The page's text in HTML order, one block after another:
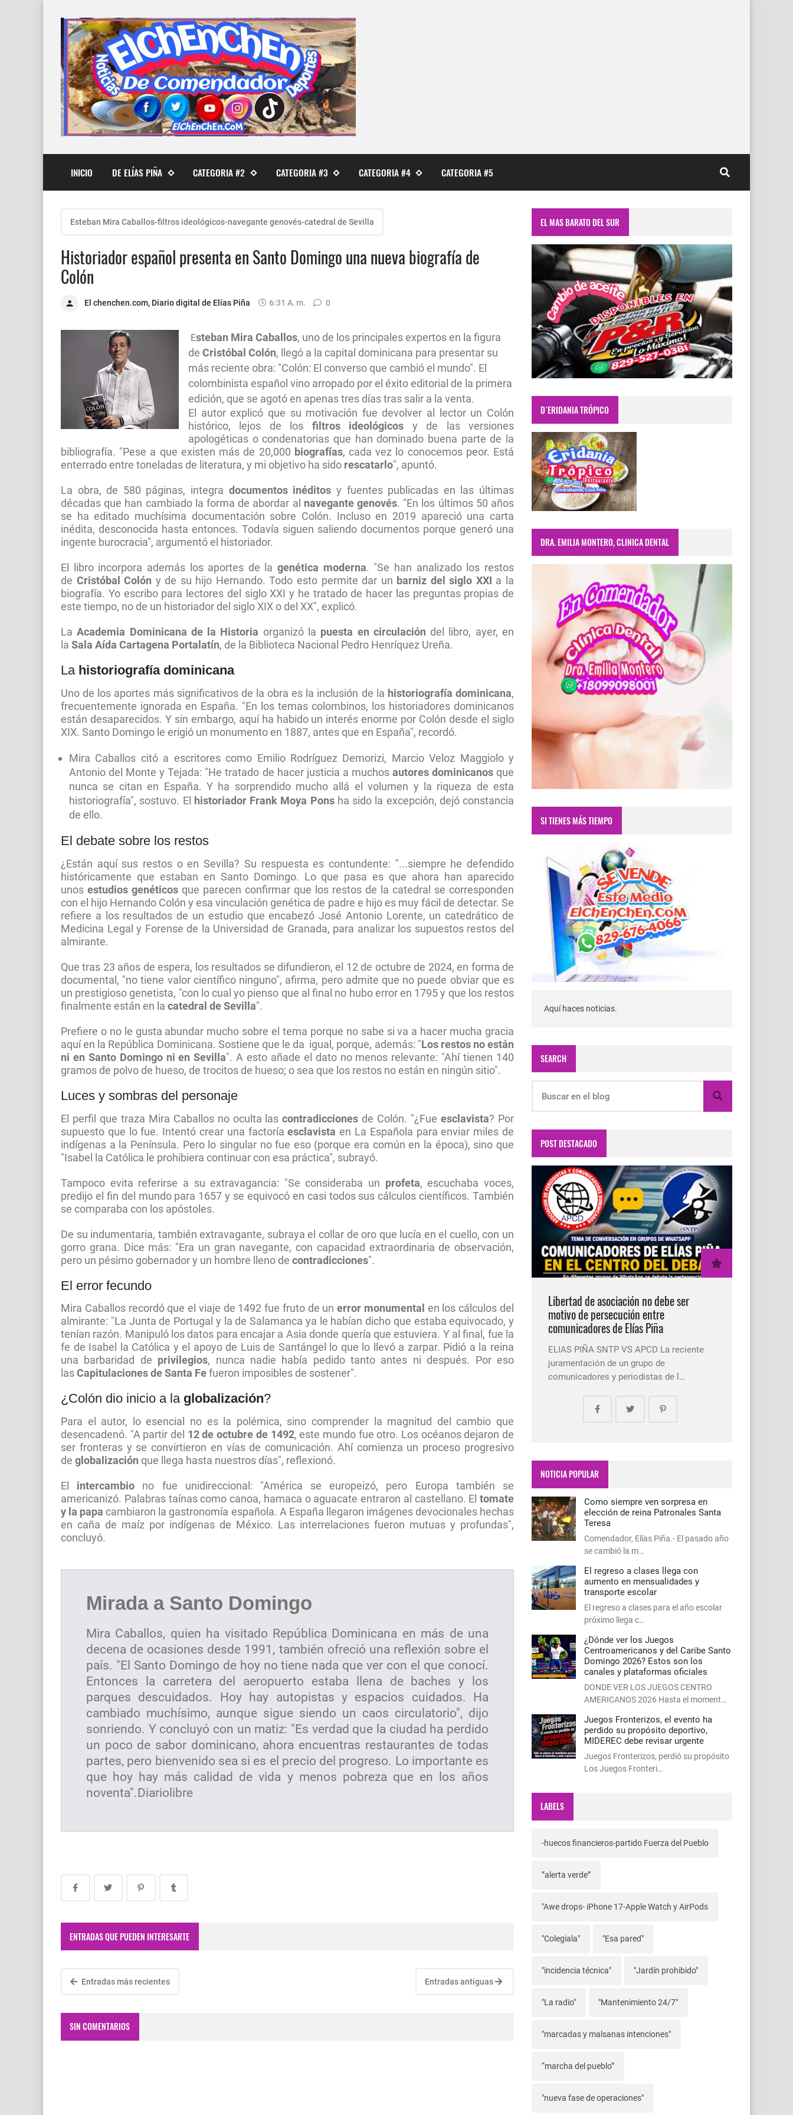
INICIO DE ELÍAS PIÑA CATEGORIA #2 CATEGORIA #3 CATEGORIA #4 CATEGORIA #5
Esteban Mira Caballos-filtros ideológicos-navegante genovés-catedral de Sevilla
Historiador español presenta en Santo Domingo una nueva biografía de
Colón
El chenchen.com, Diario digital de Elías Piña 6:31 A. M. 0
Esteban Mira Caballos, uno de los principales expertos en la figura
de Cristóbal Colón, llegó a la capital dominicana para presentar su
más reciente obra: "Colón: El converso que cambió el mundo". El
colombinista español vino arropado por el éxito editorial de la primera
edición, que se agotó en apenas tres días tras salir a la venta.
El autor explicó que su motivación fue devolver al lector un Colón
histórico, lejos de los filtros ideológicos y de las versiones
apologéticas o condenatorias que han dominado buena parte de la
bibliografía. "Pese a que existen más de 20,000 biografías, cada vez lo conocemos peor. Está
enterrado entre toneladas de literatura, y mi objetivo ha sido rescatarlo", apuntó.
La obra, de 580 páginas, integra documentos inéditos y fuentes publicadas en las últimas
décadas que han cambiado la forma de abordar al navegante genovés. "En los últimos 50 años
se ha editado muchísima documentación sobre Colón. Incluso en 2019 apareció una carta
inédita, desconocida hasta entonces. Todavía siguen saliendo documentos porque generó una
ingente burocracia", argumentó el historiador.
El libro incorpora además los aportes de lagenética moderna. "Se han analizado los restos
de Cristóbal Colón y de su hijo Hernando. Todo esto permite dar un barniz del siglo XXI a la
biografía. Yo escribo para lectores del siglo XXI y he tratado de hacer las preguntas propias de
este tiempo, no de un historiador del siglo XIX o del XX", explicó.
LaAcademia Dominicana de la Historia organizó la puesta en circulación del libro, ayer, en
la Sala Aída Cartagena Portalatín, de la Biblioteca Nacional Pedro Henríquez Ureña.
La historiografía dominicana
Uno de los aportes más significativos de la obra es la inclusión de la historiografía dominicana,
frecuentemente ignorada en España. "En los temas colombinos, los historiadores dominicanos
están desaparecidos. Y sin embargo, aquí ha habido un interés enorme por Colón desde el siglo
XIX. Santo Domingo le erigió un monumento en 1887, antes que en España", recordó.
Mira Caballos citó a escritores como Emilio Rodríguez Demorizi, Marcio Veloz Maggiolo y
Antonio del Monte y Tejada: "He tratado de hacer justicia a muchos autores dominicanosque
nunca se citan en España. Y ha sorprendido mucho allá el volumen y la riqueza de esta
historiografía", sostuvo. El historiador Frank Moya Ponsha sido la excepción, dejó constancia
de ello.
El debate sobre los restos
¿Están aquí sus restos o en Sevilla? Su respuesta es contundente: "...siempre he defendido
históricamente que estaban en Santo Domingo. Lo que pasa es que ahora han aparecido
unos estudios genéticos que parecen confirmar que los restos de la catedral se corresponden
con el hijo Hernando Colón y esa vinculación genética de padre e hijo es muy fácil de detectar. Se
refiere a los resultados de un estudio que encabezó José Antonio Lorente, un catedrático de
Medicina Legal y Forense de la Universidad de Granada, para analizar los supuestos restos del
almirante.
Que tras 23 años de espera, los resultados se difundieron, el 12 de octubre de 2024, en forma de
documental, "no tiene valor científico ninguno", afirma, pero admite que no puede obviar que es
un prestigioso genetista, "con lo cual yo pienso que al final no hubo error en 1795 y que los restos
finalmente están en la catedral de Sevilla".
Prefiere o no le gusta abundar mucho sobre el tema porque no sabe si va a hacer mucha gracia
aquí en la República Dominicana. Sostiene que le da igual, porque, además: "Los restos no están
ni en Santo Domingo ni en Sevilla". A esto añade el dato no menos relevante: "Ahí tienen 140
gramos de polvo de hueso, de trocitos de hueso; o sea que los restos no están en ningún sitio".
Luces y sombras del personaje
El perfil que traza Mira Caballos no oculta lascontradicciones de Colón. "¿Fueesclavista? Por
supuesto que lo fue. Intentó crear una factoríaesclavista en La Española para enviar miles de
indígenas a la Península. Pero lo singular no fue eso (porque era común en la época), sino que
"Isabel la Católica le prohibiera continuar con esa práctica", subrayó.
Tampoco evita referirse a su extravagancia: "Se consideraba un profeta, escuchaba voces,
predijo el fin del mundo para 1657 y se equivocó en casi todos sus cálculos científicos. También
se comparaba con los apóstoles.
De su indumentaria, también extravagante, subraya el collar de oro que lucía en el cuello, con un
gorro grana. Dice más: "Era un gran navegante, con capacidad extraordinaria de observación,
pero un pésimo gobernador y un hombre lleno de contradicciones".
El error fecundo
Mira Caballos recordó que el viaje de 1492 fue fruto de unerror monumental en los cálculos del
almirante: "La Junta de Portugal y la de Salamanca ya le habían dicho que estaba equivocado, y
tenían razón. Manipuló los datos para encajar a Asia donde quería que estuviera. Y al final, fue la
fe de Isabel la Católica y el apoyo de Luis de Santángel lo que lo llevó a zarpar. Pidió a la reina
una barbaridad de privilegios, nunca nadie había pedido tanto antes ni después. Por eso
las Capitulaciones de Santa Fe fueron imposibles de sostener".
¿Colón dio inicio a la globalización?
Para el autor, lo esencial no es la polémica, sino comprender la magnitud del cambio que
desencadenó. "A partir del 12 de octubre de 1492, este mundo fue otro. Los océanos dejaron de
ser fronteras y se convirtieron en vías de comunicación. Ahí comienza un proceso progresivo
de globalización que llega hasta nuestros días", reflexionó.
El intercambio no fue unidireccional: "América se europeizó, pero Europa también se
americanizó. Palabras taínas como canoa, hamaca o aguacate entraron al castellano. El tomate
y la papa cambiaron la gastronomía española. A España llegaron imágenes devocionales hechas
en caña de maíz por indígenas de México. Las interrelaciones fueron mutuas y profundas",
concluyó.
Mirada a Santo Domingo
Mira Caballos, quien ha visitado República Dominicana en más de una
decena de ocasiones desde 1991, también ofreció una reflexión sobre el
país. "El Santo Domingo de hoy no tiene nada que ver con el que conocí.
Entonces la carretera del aeropuerto estaba llena de baches y los
parques descuidados. Hoy hay autopistas y espacios cuidados. Ha
cambiado muchísimo, aunque sigue siendo un caos circulatorio", dijo
sonriendo. Y concluyó con un matiz: "Es verdad que la ciudad ha perdido
un poco de sabor dominicano, ahora encuentras restaurantes de todas
partes, pero bienvenido sea si es el precio del progreso. Lo importante es
que hoy hay más calidad de vida y menos pobreza que en los años
noventa".Diariolibre
ENTRADAS QUE PUEDEN INTERESARTE
Entradas más recientes Entradas antiguas
SIN COMENTARIOS
EL MAS BARATO DEL SUR
D´ERIDANIA TRÓPICO
DRA. EMILIA MONTERO, CLINICA DENTAL
SI TIENES MÁS TIEMPO
Aquí haces noticias.
SEARCH
POST DESTACADO
Libertad de asociación no debe ser
motivo de persecución entre
comunicadores de Elías Piña
ELIAS PIÑA SNTP VS APCD La reciente
juramentación de un grupo de
comunicadores y periodistas de l…
NOTICIA POPULAR
Como siempre ven sorpresa en
elección de reina Patronales Santa
Teresa
Comendador, Elías Piña.- El pasado año
se cambió la m…
El regreso a clases llega con
aumento en mensualidades y
transporte escolar
El regreso a clases para el año escolar
próximo llega c…
¿Dónde ver los Juegos
Centroamericanos y del Caribe Santo
Domingo 2026? Estos son los
canales y plataformas oficiales
DONDE VER LOS JUEGOS CENTRO
AMERICANOS 2026 Hasta el moment…
Juegos Fronterizos, el evento ha
perdido su propósito deportivo,
MIDEREC debe revisar urgente
Juegos Fronterizos, perdió su propósito
Los Juegos Fronteri…
LABELS
-huecos financieros-partido Fuerza del Pueblo
”alerta verde”
"Awe drops- iPhone 17-Apple Watch y AirPods
"Colegiala" "Esa pared"
"incidencia técnica" "Jardín prohibido"
"La radio" "Mantenimiento 24/7"
"marcadas y malsanas intenciones"
“marcha del pueblo”
"nueva fase de operaciones"